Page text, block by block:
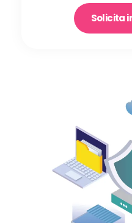
Solicita